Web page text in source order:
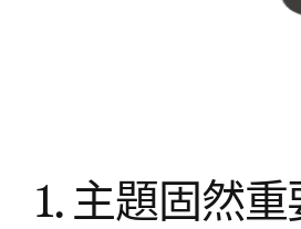
1. 主題固然